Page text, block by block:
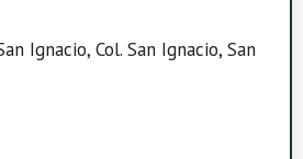
Ignacio, Col. San Ignacio, San